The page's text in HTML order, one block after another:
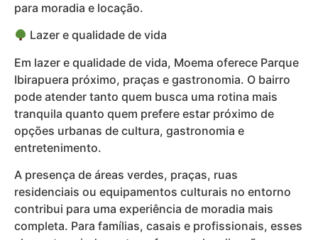
para moradia e locação.
Lazer e qualidade de vida
Em lazer e qualidade de vida, Moema oferece Parque
Ibirapuera próximo, praças e gastronomia. O bairro
pode atender tanto quem busca uma rotina mais
tranquila quanto quem prefere estar próximo de
opções urbanas de cultura, gastronomia e
entretenimento.
A presença de áreas verdes, praças, ruas
residenciais ou equipamentos culturais no entorno
contribui para uma experiência de moradia mais
completa. Para famílias, casais e profissionais, esses